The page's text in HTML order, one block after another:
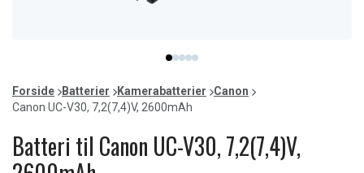
item
0
item
1
item
2
item
3
item
4
of
5
Forside Batterier Kamerabatterier
Canon
Canon UC-V30, 7,2(7,4)V, 2600mAh
Batteri til Canon UC-V30, 7,2(7,4)V,